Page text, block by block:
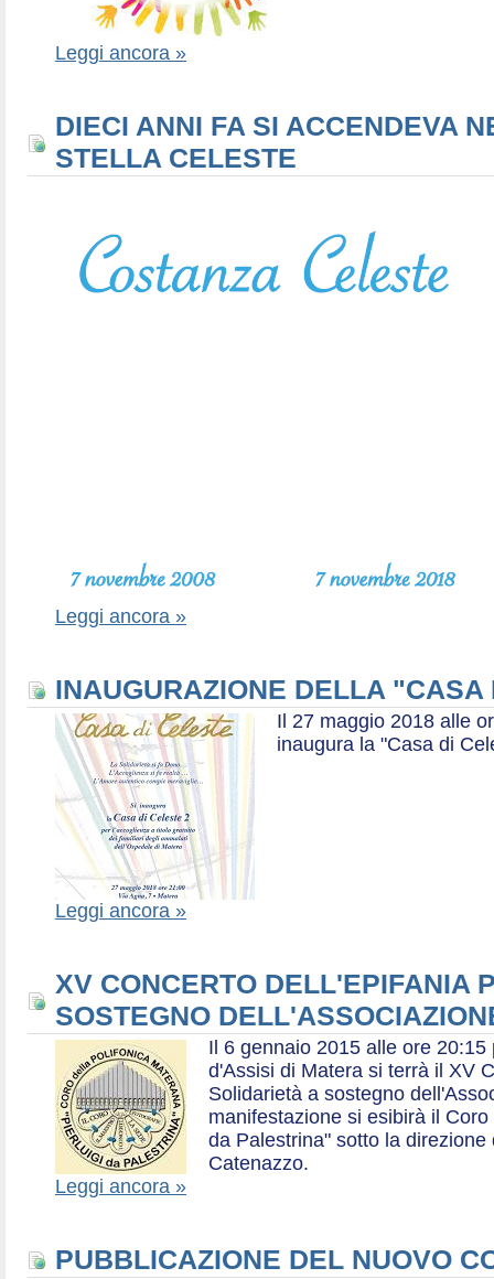
Leggi ancora »
DIECI ANNI FA SI ACCENDEVA
STELLA CELESTE
Leggi ancora »
INAUGURAZIONE DELLA
Il 27 maggio 2018 alle
inaugura la "Casa di
Leggi ancora »
XV CONCERTO DELL'EPIFANIA
SOSTEGNO
Il 6 gennaio 2015 alle ore
d'Assisi di Matera si terrà il XV
Solidarietà a sostegno
manifestazione si esibirà il
da Palestrina" sotto la
Catenazzo.
Leggi ancora »
PUBBLICAZIONE DEL NUOVO